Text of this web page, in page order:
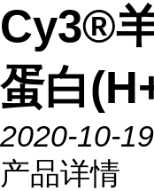
Cy3®
蛋白
2020-10-19
产品详情